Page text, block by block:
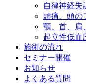
自律神経失
頭痛、頭の
顎、首、肩
起立性低血
施術の流れ
セミナー開催
お知らせ
よくある質問